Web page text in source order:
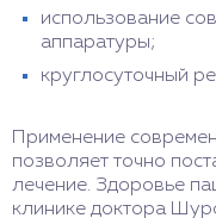
использование
аппаратуры;
круглосуточный
Применение
позволяет точно
лечение. Здоровье
клинике доктора